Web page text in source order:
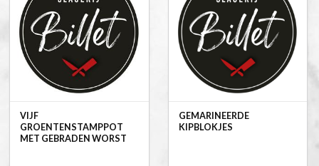
VIJF
GROENTENSTAMPPOT
MET GEBRADEN WORST
GEMARINEERDE
KIPBLOKJES